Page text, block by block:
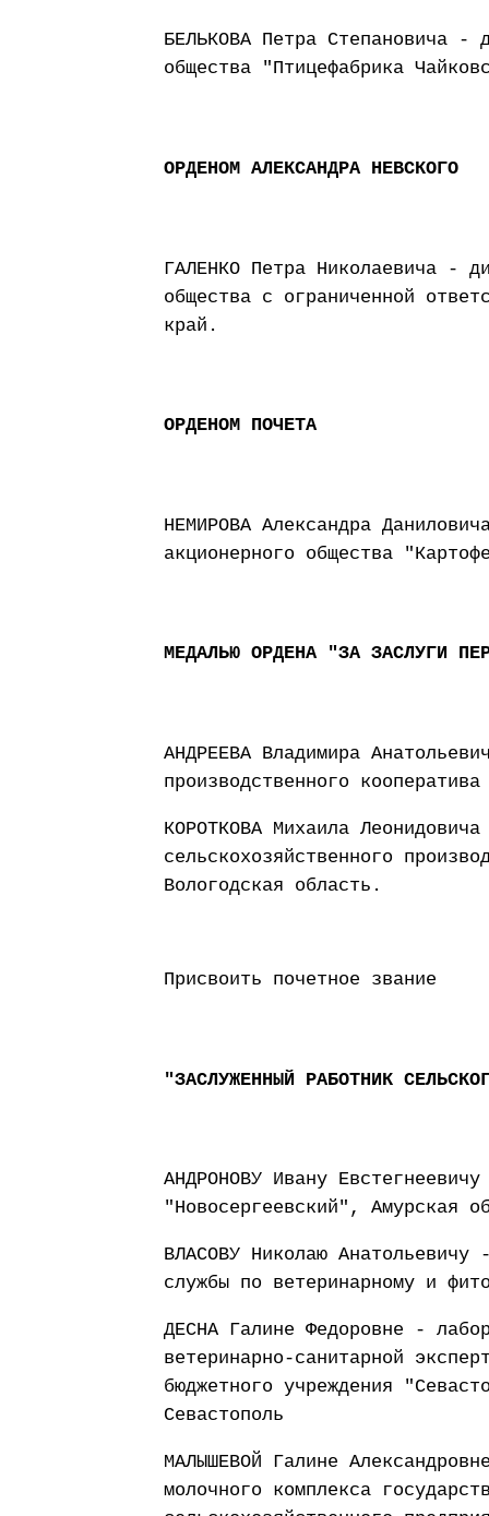
БЕЛЬКОВА Петра Степановича -
общества "Птицефабрика
ОРДЕНОМ АЛЕКСАНДРА НЕВСКОГО
ГАЛЕНКО Петра Николаевича -
общества с ограниченной
край.
ОРДЕНОМ ПОЧЕТА
НЕМИРОВА Александра
акционерного общества
МЕДАЛЬЮ ОРДЕНА "ЗА ЗАСЛУГИ
АНДРЕЕВА Владимира
производственного
КОРОТКОВА Михаила
сельскохозяйственного
Вологодская область.
Присвоить почетное звание
"ЗАСЛУЖЕННЫЙ РАБОТНИК
АНДРОНОВУ Ивану
"Новосергеевский", Амурская
ВЛАСОВУ Николаю Анатольевичу
службы по ветеринарному и
ДЕСНА Галине Федоровне -
ветеринарно-санитарной
бюджетного учреждения
Севастополь
МАЛЫШЕВОЙ Галине
молочного комплекса